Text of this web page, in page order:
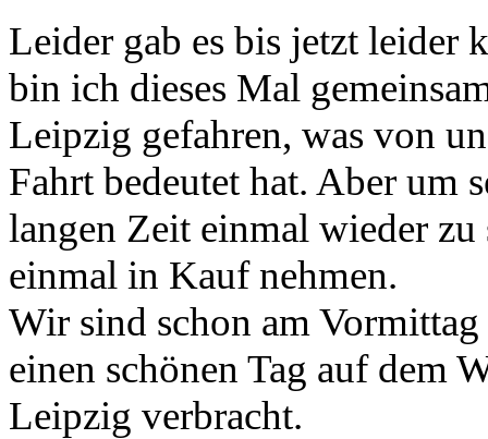
Leider gab es bis jetzt leider
bin ich dieses Mal
Leipzig gefahren, was von
Fahrt bedeutet hat. Aber um
langen Zeit einmal wieder zu
einmal in Kauf nehmen.
Wir sind schon am
einen schönen Tag auf dem
Leipzig verbracht.